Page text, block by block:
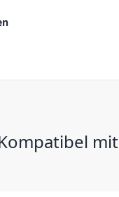
mit